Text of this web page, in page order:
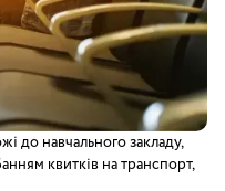
до навчального закладу,
квитків на транспорт,